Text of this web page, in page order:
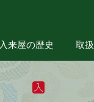
入来屋の歴史 取